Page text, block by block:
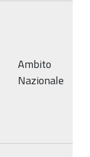
Ambito
Nazionale